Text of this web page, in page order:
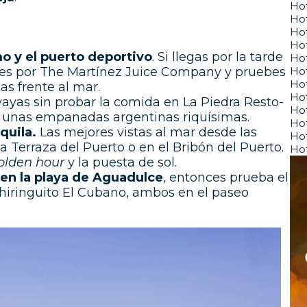
y el puerto deportivo. Si llegas por la tarde
por The Martínez Juice Company y pruebes
frente al mar.
sin probar la comida en La Piedra Resto-
empanadas argentinas riquísimas.
Las mejores vistas al mar desde las
Terraza del Puerto o en el Bribón del Puerto.
houry la puesta de sol.
la playa de Aguadulce, entonces prueba el
El Cubano, ambos en el paseo